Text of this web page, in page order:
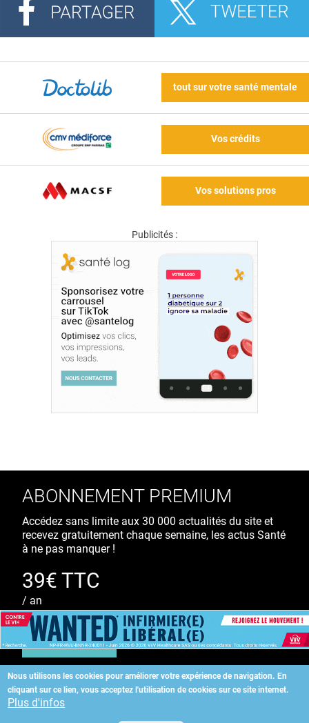
tout sur votre santé mentale
Vos crédits
Vos solutions pros
Publicités :
Nous utilisons les cookies pour améliorer votre expérience de navigation. En
cliquant sur ce lien, vous acceptez l'utilisation de cookies sur ce site internet.
Plus d'infos
ABONNEMENT PREMIUM
Accédez sans limite aux 30 000 actualités du site et
recevez gratuitement chaque semaine, les actus Santé
à ne pas manquer !
39€ TTC
/ an
S'ABONNER
Copyright